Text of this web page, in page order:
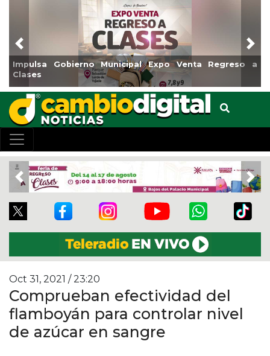
Regreso a
Reabrirá Coatzacoalcos la Alberca
Centro
Previous
Previous
Oct 31, 2021 / 23:20
Comprueban efectividad del
flamboyán para controlar nivel
de azúcar en sangre